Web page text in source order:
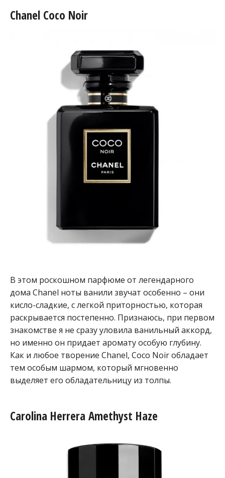
Chanel Coco Noir
В этом роскошном парфюме от легендарного
дома Chanel ноты ванили звучат особенно – они
кисло-сладкие, с легкой приторностью, которая
раскрывается постепенно. Признаюсь, при первом
знакомстве я не сразу уловила ванильный аккорд,
но именно он придает аромату особую глубину.
Как и любое творение Chanel, Coco Noir обладает
тем особым шармом, который мгновенно
выделяет его обладательницу из толпы.
Carolina Herrera Amethyst Haze